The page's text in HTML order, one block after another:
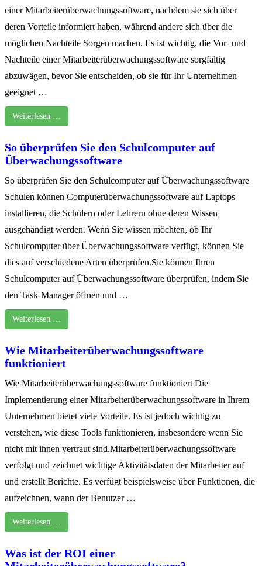
einer Mitarbeiterüberwachungssoftware, nachdem sie sich über
deren Vorteile informiert haben, während andere sich über die
möglichen Nachteile Sorgen machen. Es ist wichtig, die Vor- und
Nachteile einer Mitarbeiterüberwachungssoftware sorgfältig
abzuwägen, bevor Sie entscheiden, ob sie für Ihr Unternehmen
geeignet …
Weiterlesen …
So überprüfen Sie den Schulcomputer auf
Überwachungssoftware
So überprüfen Sie den Schulcomputer auf Überwachungssoftware
Schulen können Computerüberwachungssoftware auf Laptops
installieren, die Schülern oder Lehrern ohne deren Wissen
ausgehändigt werden. Wenn Sie wissen möchten, ob Ihr
Schulcomputer über Überwachungssoftware verfügt, können Sie
dies auf verschiedene Arten überprüfen.Sie können Ihren
Schulcomputer auf Überwachungssoftware überprüfen, indem Sie
den Task-Manager öffnen und …
Weiterlesen …
Wie Mitarbeiterüberwachungssoftware
funktioniert
Wie Mitarbeiterüberwachungssoftware funktioniert Die
Implementierung einer Mitarbeiterüberwachungssoftware in Ihrem
Unternehmen bietet viele Vorteile. Es ist jedoch wichtig zu
verstehen, wie diese Tools funktionieren, insbesondere wenn Sie
nicht mit ihnen vertraut sind.Mitarbeiterüberwachungssoftware
verfolgt und zeichnet wichtige Aktivitätsdaten der Mitarbeiter auf
und erstellt Berichte. Es verfügt beispielsweise über Funktionen, die
aufzeichnen, wann der Benutzer …
Weiterlesen …
Was ist der ROI einer